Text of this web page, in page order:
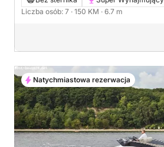
Liczba osób: 7 · 150 KM · 6.7 m
Natychmiastowa rezerwacja